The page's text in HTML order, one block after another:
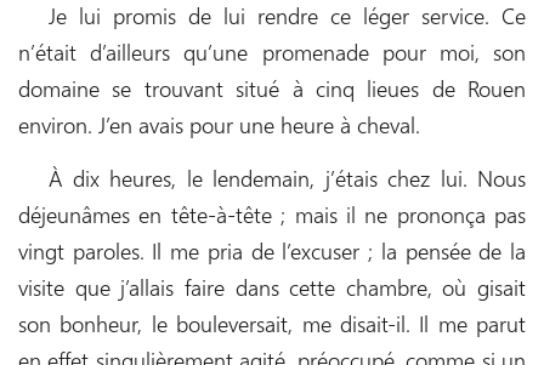
Je lui promis de lui rendre ce léger service. Ce
n’était d’ailleurs qu’une promenade pour moi, son
domaine se trouvant situé à cinq lieues de Rouen
environ. J’en avais pour une heure à cheval.
À dix heures, le lendemain, j’étais chez lui. Nous
déjeunâmes en tête-à-tête ; mais il ne prononça pas
vingt paroles. Il me pria de l’excuser ; la pensée de la
visite que j’allais faire dans cette chambre, où gisait
son bonheur, le bouleversait, me disait-il. Il me parut